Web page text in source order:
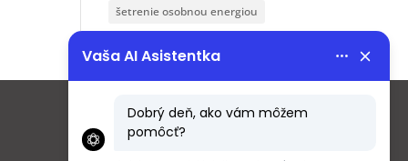
šetrenie osobnou energiou
Menu